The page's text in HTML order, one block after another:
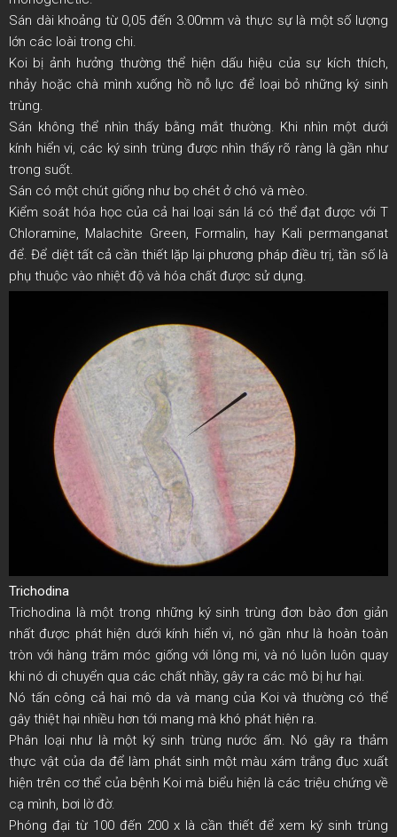
Sán dài khoảng từ 0,05 đến 3.00mm và thực sự là một số lượng
lớn các loài trong chi.
Koi bị ảnh hưởng thường thể hiện dấu hiệu của sự kích thích,
nhảy hoặc chà mình xuống hồ nỗ lực để loại bỏ những ký sinh
trùng.
Sán không thể nhìn thấy bằng mắt thường. Khi nhìn một dưới
kính hiển vi, các ký sinh trùng được nhìn thấy rõ ràng là gần như
trong suốt.
Sán có một chút giống như bọ chét ở chó và mèo.
Kiểm soát hóa học của cả hai loại sán lá có thể đạt được với T
Chloramine, Malachite Green, Formalin, hay Kali permanganat
để. Để diệt tất cả cần thiết lặp lại phương pháp điều trị, tần số là
phụ thuộc vào nhiệt độ và hóa chất được sử dụng.
Trichodina
Trichodina là một trong những ký sinh trùng đơn bào đơn giản
nhất được phát hiện dưới kính hiển vi, nó gần như là hoàn toàn
tròn với hàng trăm móc giống với lông mi, và nó luôn luôn quay
khi nó di chuyển qua các chất nhầy, gây ra các mô bị hư hại.
Nó tấn công cả hai mô da và mang của Koi và thường có thể
gây thiệt hại nhiều hơn tới mang mà khó phát hiện ra.
Phân loại như là một ký sinh trùng nước ấm. Nó gây ra thảm
thực vật của da để làm phát sinh một màu xám trắng đục xuất
hiện trên cơ thể của bệnh Koi mà biểu hiện là các triệu chứng về
cạ mình, bơi lờ đờ.
Phóng đại từ 100 đến 200 x là cần thiết để xem ký sinh trùng